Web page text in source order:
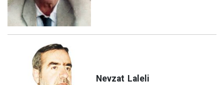
Nevzat Laleli